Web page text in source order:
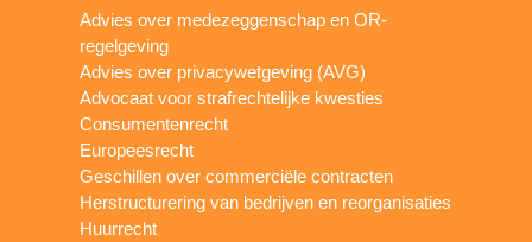
Advies over medezeggenschap en OR-
regelgeving
Advies over privacywetgeving (AVG)
Advocaat voor strafrechtelijke kwesties
Consumentenrecht
Europeesrecht
Geschillen over commerciële contracten
Herstructurering van bedrijven en reorganisaties
Huurrecht